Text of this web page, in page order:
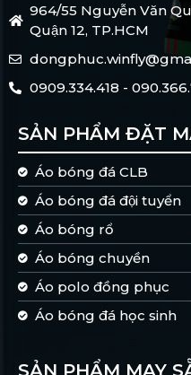
964/55 Nguyễn Văn
Quận 12, TP.HCM
0909.334.418 -
SẢN PHẨM ĐẶT
Áo bóng đá CLB
Áo bóng đá đội tuyển
Áo bóng rổ
Áo bóng chuyền
Áo polo đồng phục
Áo bóng đá học sinh
SẢN PHẨM MAY